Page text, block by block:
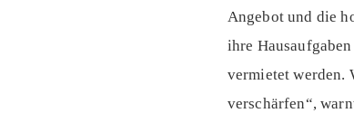
Angebot und die
ihre
vermietet werden.
verschärfen“,